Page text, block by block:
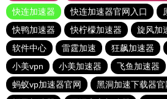
快连加速器
快连加速器官网入口
快鸭加速器
快柠檬加速器 旋风加
软件中心
雷霆加速 狂飙加速器
小美vpn
小美加速器 飞鱼加速器
蚂蚁vp加速器官网
黑洞加速下载器官